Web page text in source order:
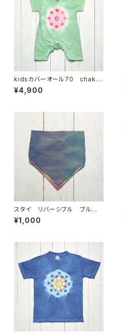
kidsカバーオール70 chakra
セラドングリーン
¥4,900
スタイ リバーシブル ブルー＆
レインボー
¥1,000